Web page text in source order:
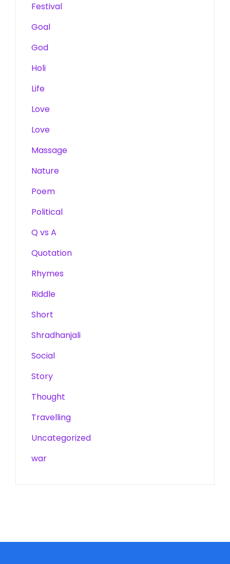
Festival
Goal
God
Holi
Life
Love
Love
Massage
Nature
Poem
Political
Q vs A
Quotation
Rhymes
Riddle
Short
Shradhanjali
Social
Story
Thought
Travelling
Uncategorized
war